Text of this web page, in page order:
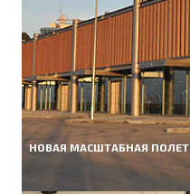
НОВАЯ МАСШТАБНАЯ